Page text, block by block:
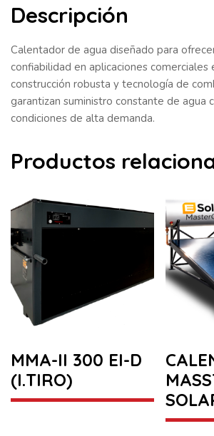
Descripción
Calentador de agua diseñado para
confiabilidad en aplicaciones comerciales
construcción robusta y tecnología de
garantizan suministro constante de agua
condiciones de alta demanda.
Productos
MMA-II 300 EI-D
(I.TIRO)